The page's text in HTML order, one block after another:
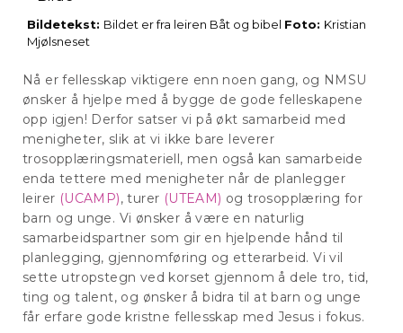
Bildetekst: Bildet er fra leiren Båt og bibel Foto: Kristian
Mjølsneset
Nå er fellesskap viktigere enn noen gang, og NMSU
ønsker å hjelpe med å bygge de gode felleskapene
opp igjen! Derfor satser vi på økt samarbeid med
menigheter, slik at vi ikke bare leverer
trosopplæringsmateriell, men også kan samarbeide
enda tettere med menigheter når de planlegger
leirer (UCAMP), turer (UTEAM) og trosopplæring for
barn og unge. Vi ønsker å være en naturlig
samarbeidspartner som gir en hjelpende hånd til
planlegging, gjennomføring og etterarbeid. Vi vil
sette utropstegn ved korset gjennom å dele tro, tid,
ting og talent, og ønsker å bidra til at barn og unge
får erfare gode kristne fellesskap med Jesus i fokus.